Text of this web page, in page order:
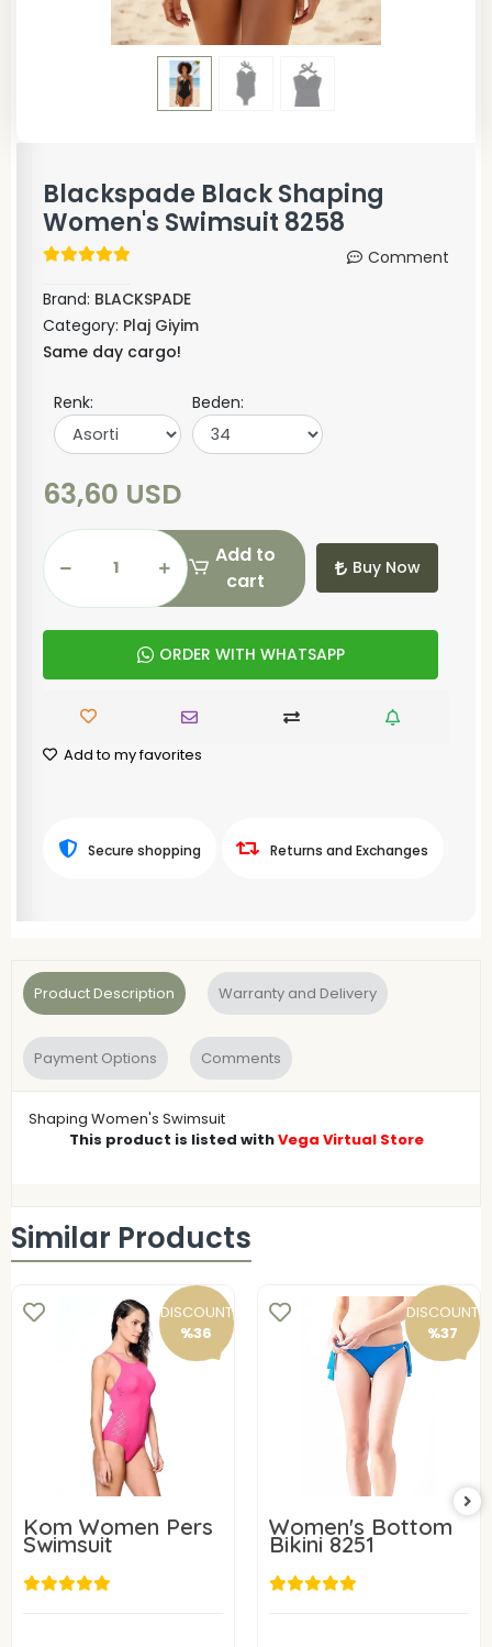
Blackspade Black Shaping
Women's Swimsuit 8258
Comment
Brand: BLACKSPADE
Category: Plaj Giyim
Same day cargo!
Renk: Beden:
63,60 USD
Add to
cart
Buy Now
ORDER WITH WHATSAPP
Add to my favorites
Secure shopping Returns and Exchanges
Product Description Warranty and Delivery
Payment Options Comments
Shaping Women's Swimsuit
This product is listed withVega Virtual Store
Similar Products
DISCOUNT
%36
Kom Women Pers
Swimsuit
DISCOUNT
%37
Women's Bottom
Bikini 8251